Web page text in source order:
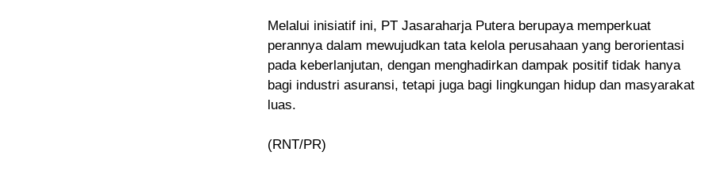
Melalui inisiatif ini, PT Jasaraharja Putera berupaya memperkuat
perannya dalam mewujudkan tata kelola perusahaan yang berorientasi
pada keberlanjutan, dengan menghadirkan dampak positif tidak hanya
bagi industri asuransi, tetapi juga bagi lingkungan hidup dan masyarakat
luas.
(RNT/PR)